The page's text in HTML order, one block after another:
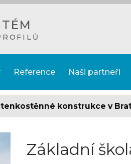
Reference Naši partneři
konstrukce v
Základní